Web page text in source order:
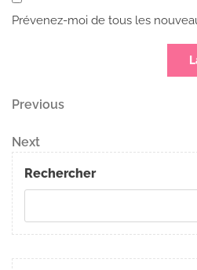
Prévenez-moi de tous les
Navigation
de
l’article
Previous
Previous
Next
Post
Next
Rechercher